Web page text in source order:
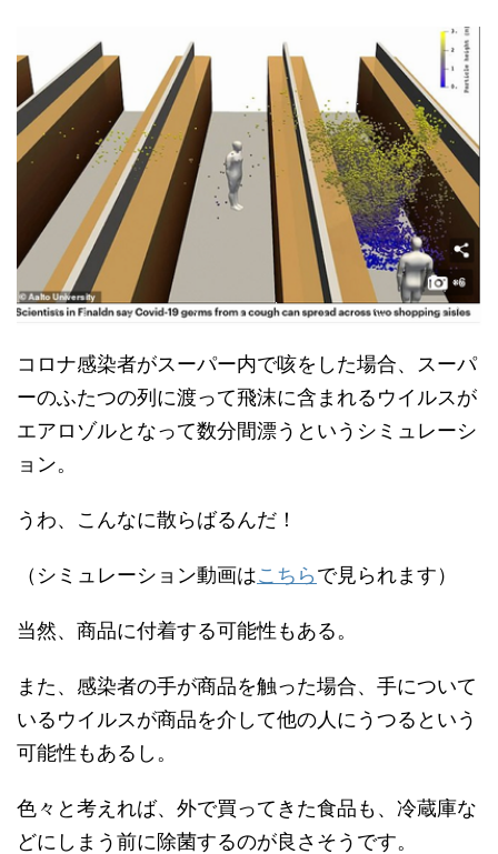
コロナ感染者がスーパー内で咳をした場合、スーパ
ーのふたつの列に渡って飛沫に含まれるウイルスが
エアロゾルとなって数分間漂うというシミュレーシ
ョン。
うわ、こんなに散らばるんだ！
（シミュレーション動画はこちらで見られます）
当然、商品に付着する可能性もある。
また、感染者の手が商品を触った場合、手について
いるウイルスが商品を介して他の人にうつるという
可能性もあるし。
色々と考えれば、外で買ってきた食品も、冷蔵庫な
どにしまう前に除菌するのが良さそうです。